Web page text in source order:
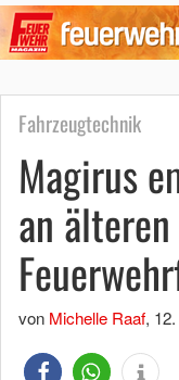
Fahrzeugtechnik
Magirus
an älteren
von Michelle Raaf,